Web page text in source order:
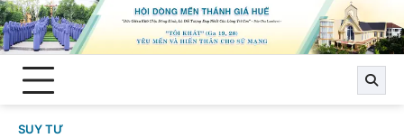
Skip
to
content
SUY TƯ